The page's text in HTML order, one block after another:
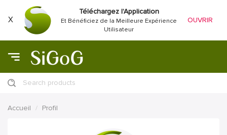
X
Téléchargez l'Application
Et Bénéficiez de la Meilleure Expérience
Utilisateur
OUVRIR
Search products
Accueil Profil